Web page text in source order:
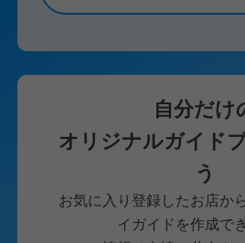
自分だけ
オリジナルガイド
う
お気に入り登録したお店か
イガイドを作成で